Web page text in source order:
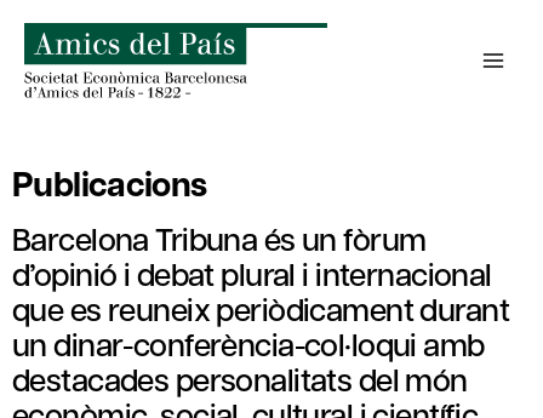
content
Publicacions
Barcelona Tribuna és un fòrum
d’opinió i debat plural i internacional
que es reuneix periòdicament durant
un dinar-conferència-col·loqui amb
destacades personalitats del món